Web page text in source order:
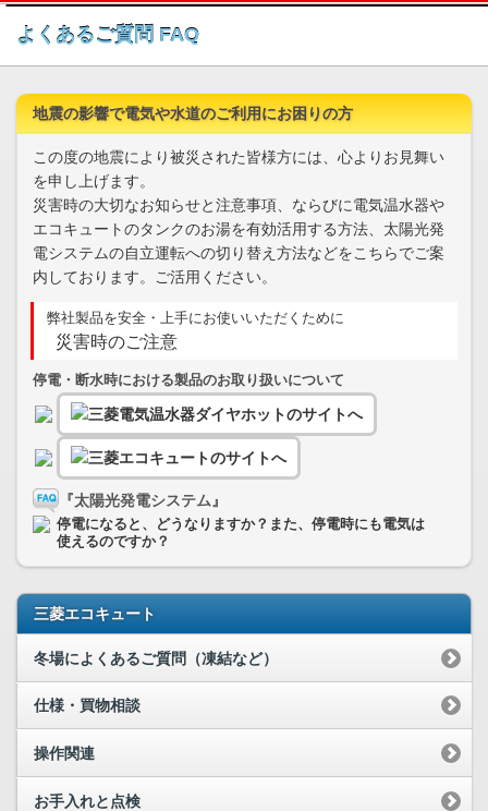
このページの本文へ
よくあるご質問 FAQ
地震の影響で電気や水道のご利用にお困りの方
この度の地震により被災された皆様方には、心よりお見舞い
を申し上げます。
災害時の大切なお知らせと注意事項、ならびに電気温水器や
エコキュートのタンクのお湯を有効活用する方法、太陽光発
電システムの自立運転への切り替え方法などをこちらでご案
内しております。ご活用ください。
弊社製品を安全・上手にお使いいただくために
災害時のご注意
停電・断水時における製品のお取り扱いについて
『太陽光発電システム』
停電になると、どうなりますか？また、停電時にも電気は
使えるのですか？
三菱エコキュート
冬場によくあるご質問（凍結など）
仕様・買物相談
操作関連
お手入れと点検